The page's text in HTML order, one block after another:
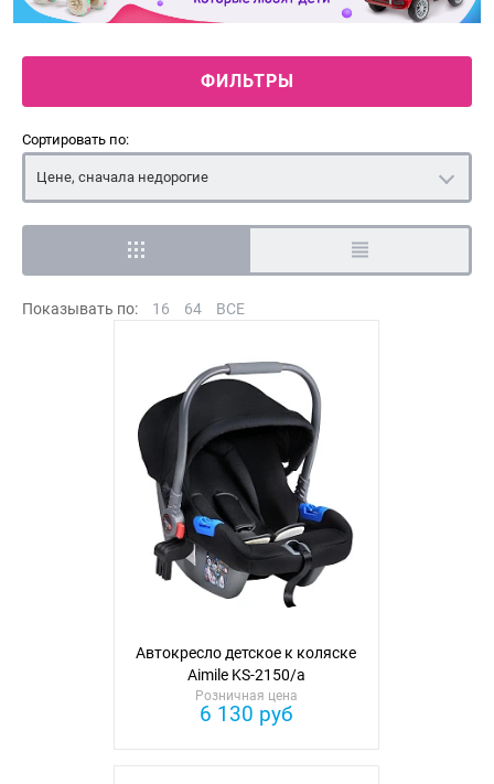
ФИЛЬТРЫ
Сортировать по:
Цене, сначала недорогие
Показывать по: 16 64 ВСЕ
Автокресло детское к коляске
Aimile KS-2150/a
Розничная цена
6 130 руб